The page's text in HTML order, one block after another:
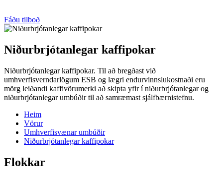
Fáðu tilboð
Niðurbrjótanlegar kaffipokar
Niðurbrjótanlegar kaffipokar. Til að bregðast við
umhverfisverndarlögum ESB og lægri endurvinnslukostnaði eru
mörg leiðandi kaffivörumerki að skipta yfir í niðurbrjótanlegar og
niðurbrjótanlegar umbúðir til að samræmast sjálfbærnistefnu.
Heim
Vörur
Umhverfisvænar umbúðir
Niðurbrjótanlegar kaffipokar
Flokkar